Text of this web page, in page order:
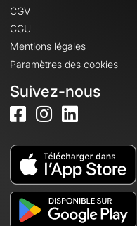
CGV
CGU
Mentions légales
Paramètres des cookies
Suivez-nous